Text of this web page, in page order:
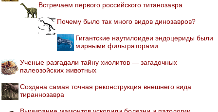
Встречаем первого российского титанозавра
Почему было так много видов динозавров?
Гигантские наутилоидеи эндоцериды были
мирными фильтраторами
Ученые разгадали тайну хиолитов — загадочных
палеозойских животных
Создана самая точная реконструкция внешнего вида
тираннозавра